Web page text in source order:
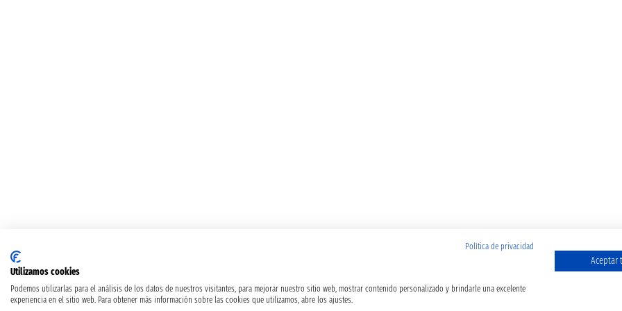
Política de privacidad
Utilizamos cookies
Podemos utilizarlas para el análisis de los datos de nuestros visitantes, para mejorar nuestro sitio web, mostrar contenido personalizado y brindarle una excelente
experiencia en el sitio web. Para obtener más información sobre las cookies que utilizamos, abre los ajustes.
Aceptar